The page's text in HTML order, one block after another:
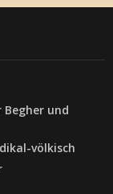
und
völkisch